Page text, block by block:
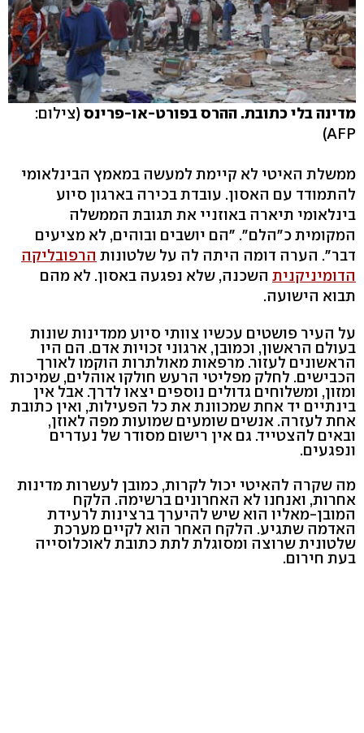
מדינה בלי כתובת. ההרס בפורט-או-פרינס (צילום:
AFP)
ממשלת האיטי לא קיימת למעשה במאמץ הבינלאומי
להתמודד עם האסון. עובדת בכירה בארגון סיוע
בינלאומי תיארה באוזניי את תגובת הממשלה
המקומית כ"הלם". "הם יושבים ובוהים, לא מציעים
דבר". הערה דומה היתה לה על שלטונות הרפובליקה
הדומיניקנית השכנה, שלא נפגעה באסון. לא מהם
תבוא הישועה.
על העיר פושטים עכשיו צוותי סיוע ממדינות שונות
בעולם הראשון, וכמובן, ארגוני זכויות אדם. הם היו
הראשונים לעזור. מרפאות מאולתרות הוקמו לאורך
הכבישים. לחלק מפליטי הרעש חולקו אוהלים, שמיכות
ומזון, ומשלוחים גדולים נוספים יצאו לדרך. אבל אין
בינתיים יד אחת שמכוונת את כל הפעילות, ואין כתובת
אחת לעזרה. אנשים שומעים שמועות מפה לאוזן,
ובאים להצטייד. גם אין רישום מסודר של נעדרים
ונפגעים.
מה שקרה להאיטי יכול לקרות, כמובן לעשרות מדינות
אחרות, ואנחנו לא האחרונים ברשימה. הלקח
המובן-מאליו הוא שיש להיערך ברצינות לרעידת
האדמה שתגיע. הלקח האחר הוא לקיים מערכת
שלטונית שרוצה ומסוגלת לתת כתובת לאוכלוסייה
בעת חירום.